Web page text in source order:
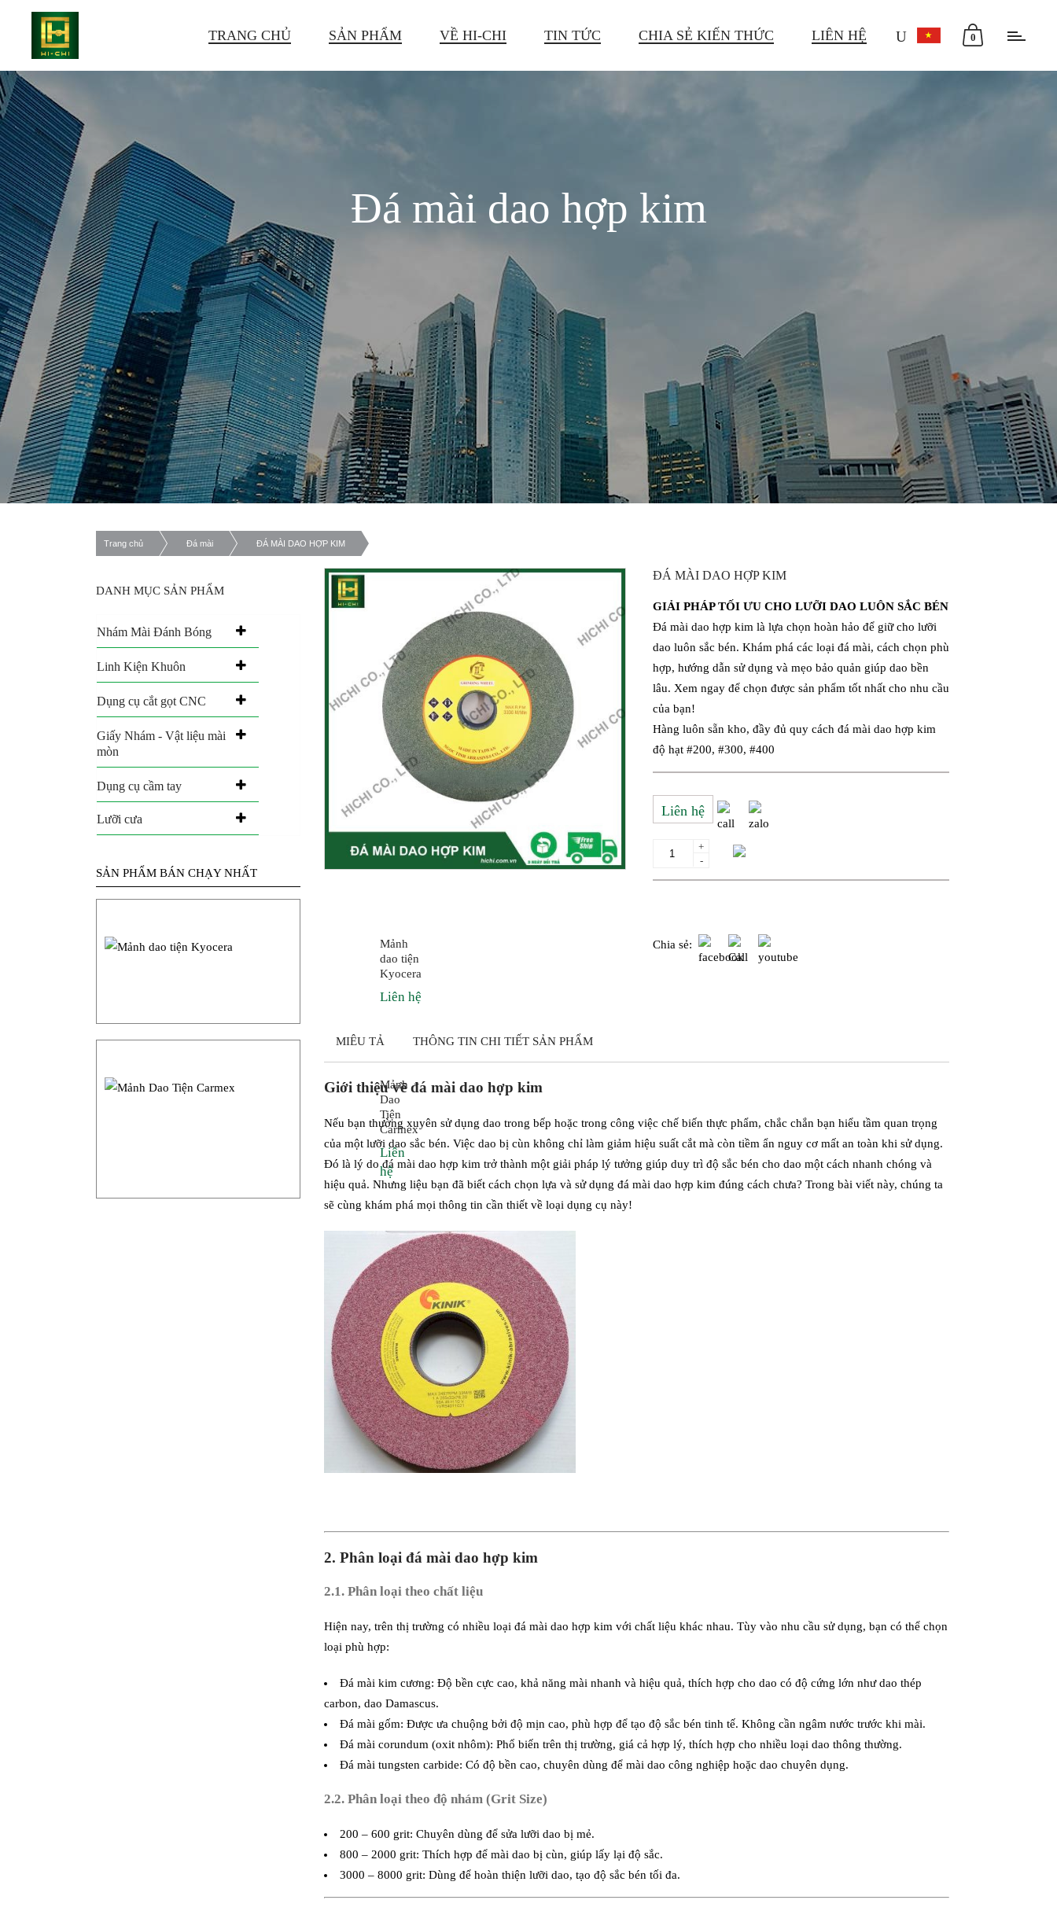
TRANG CHỦ SẢN PHẨM VỀ HI-CHI TIN TỨC CHIA SẺ KIẾN THỨC LIÊN HỆ 0
Đá mài dao hợp kim
Trang chủ Đá mài ĐÁ MÀI DAO HỢP KIM
DANH MỤC SẢN PHẨM
Nhám Mài Đánh Bóng
Linh Kiện Khuôn
Dụng cụ cắt gọt CNC
Giấy Nhám - Vật liệu mài
mòn
Dụng cụ cầm tay
Lưỡi cưa
SẢN PHẨM BÁN CHẠY NHẤT
Mảnh
dao tiện
Kyocera
Liên hệ
Mảnh
Dao
Tiện
Carmex
Liên
hệ
ĐÁ MÀI DAO HỢP KIM
GIẢI PHÁP TỐI ƯU CHO LƯỠI DAO LUÔN SẮC BÉN
Đá mài dao hợp kim là lựa chọn hoàn hảo để giữ cho lưỡi
dao luôn sắc bén. Khám phá các loại đá mài, cách chọn phù
hợp, hướng dẫn sử dụng và mẹo bảo quản giúp dao bền
lâu. Xem ngay để chọn được sản phẩm tốt nhất cho nhu cầu
của bạn!
Hàng luôn sẵn kho, đầy đủ quy cách đá mài dao hợp kim
độ hạt #200, #300, #400
Liên hệ
+
-
Chia sẻ:
Xác nhận
MIÊU TẢ THÔNG TIN CHI TIẾT SẢN PHẨM
Giới thiệu về đá mài dao hợp kim
Nếu bạn thường xuyên sử dụng dao trong bếp hoặc trong công việc chế biến thực phẩm, chắc chắn bạn hiểu tầm quan trọng
của một lưỡi dao sắc bén. Việc dao bị cùn không chỉ làm giảm hiệu suất cắt mà còn tiềm ẩn nguy cơ mất an toàn khi sử dụng.
Đó là lý do đá mài dao hợp kim trở thành một giải pháp lý tưởng giúp duy trì độ sắc bén cho dao một cách nhanh chóng và
hiệu quả. Nhưng liệu bạn đã biết cách chọn lựa và sử dụng đá mài dao hợp kim đúng cách chưa? Trong bài viết này, chúng ta
sẽ cùng khám phá mọi thông tin cần thiết về loại dụng cụ này!
2. Phân loại đá mài dao hợp kim
2.1. Phân loại theo chất liệu
Hiện nay, trên thị trường có nhiều loại đá mài dao hợp kim với chất liệu khác nhau. Tùy vào nhu cầu sử dụng, bạn có thể chọn
loại phù hợp:
Đá mài kim cương: Độ bền cực cao, khả năng mài nhanh và hiệu quả, thích hợp cho dao có độ cứng lớn như dao thép
carbon, dao Damascus.
Đá mài gốm: Được ưa chuộng bởi độ mịn cao, phù hợp để tạo độ sắc bén tinh tế. Không cần ngâm nước trước khi mài.
Đá mài corundum (oxit nhôm): Phổ biến trên thị trường, giá cả hợp lý, thích hợp cho nhiều loại dao thông thường.
Đá mài tungsten carbide: Có độ bền cao, chuyên dùng để mài dao công nghiệp hoặc dao chuyên dụng.
2.2. Phân loại theo độ nhám (Grit Size)
200 – 600 grit: Chuyên dùng để sửa lưỡi dao bị mẻ.
800 – 2000 grit: Thích hợp để mài dao bị cùn, giúp lấy lại độ sắc.
3000 – 8000 grit: Dùng để hoàn thiện lưỡi dao, tạo độ sắc bén tối đa.